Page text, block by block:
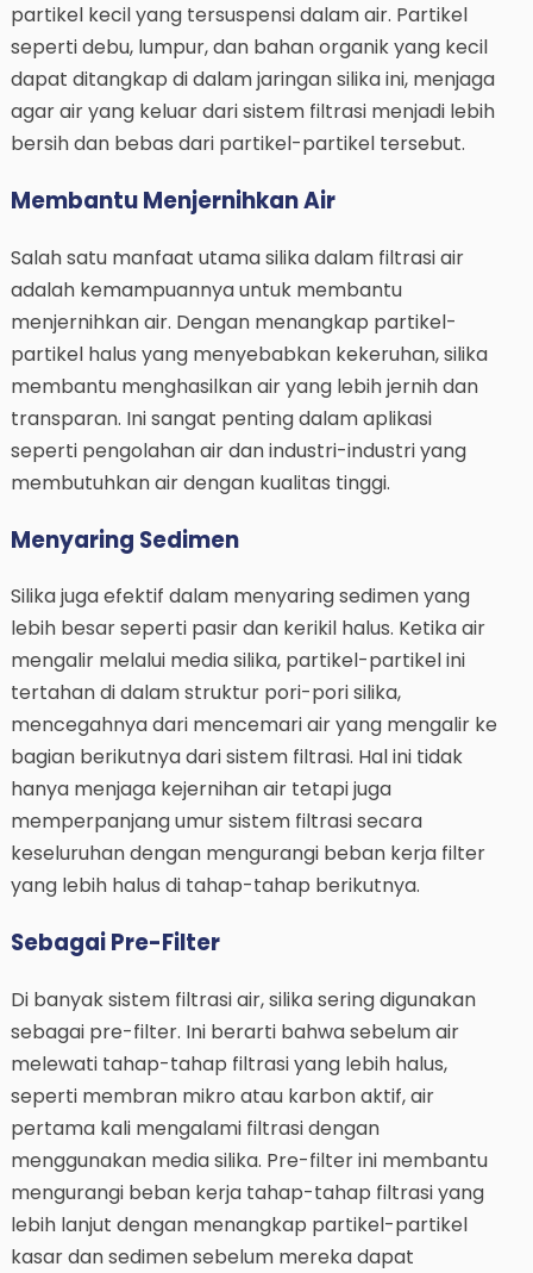
partikel kecil yang tersuspensi dalam air. Partikel
seperti debu, lumpur, dan bahan organik yang kecil
dapat ditangkap di dalam jaringan silika ini, menjaga
agar air yang keluar dari sistem filtrasi menjadi lebih
bersih dan bebas dari partikel-partikel tersebut.
Membantu Menjernihkan Air
Salah satu manfaat utama silika dalam filtrasi air
adalah kemampuannya untuk membantu
menjernihkan air. Dengan menangkap partikel-
partikel halus yang menyebabkan kekeruhan, silika
membantu menghasilkan air yang lebih jernih dan
transparan. Ini sangat penting dalam aplikasi
seperti pengolahan air dan industri-industri yang
membutuhkan air dengan kualitas tinggi.
Menyaring Sedimen
Silika juga efektif dalam menyaring sedimen yang
lebih besar seperti pasir dan kerikil halus. Ketika air
mengalir melalui media silika, partikel-partikel ini
tertahan di dalam struktur pori-pori silika,
mencegahnya dari mencemari air yang mengalir ke
bagian berikutnya dari sistem filtrasi. Hal ini tidak
hanya menjaga kejernihan air tetapi juga
memperpanjang umur sistem filtrasi secara
keseluruhan dengan mengurangi beban kerja filter
yang lebih halus di tahap-tahap berikutnya.
Sebagai Pre-Filter
Di banyak sistem filtrasi air, silika sering digunakan
sebagai pre-filter. Ini berarti bahwa sebelum air
melewati tahap-tahap filtrasi yang lebih halus,
seperti membran mikro atau karbon aktif, air
pertama kali mengalami filtrasi dengan
menggunakan media silika. Pre-filter ini membantu
mengurangi beban kerja tahap-tahap filtrasi yang
lebih lanjut dengan menangkap partikel-partikel
kasar dan sedimen sebelum mereka dapat